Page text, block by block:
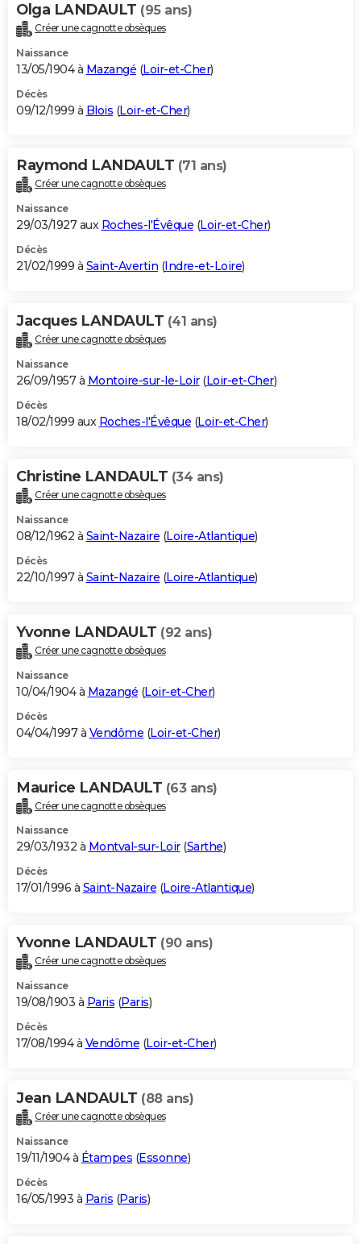
Olga LANDAULT (95 ans)
Créer une cagnotte obsèques
Naissance
13/05/1904 à Mazangé (Loir-et-Cher)
Décès
09/12/1999 à Blois (Loir-et-Cher)
Raymond LANDAULT (71 ans)
Créer une cagnotte obsèques
Naissance
29/03/1927 aux Roches-l'Évêque (Loir-et-Cher)
Décès
21/02/1999 à Saint-Avertin (Indre-et-Loire)
Jacques LANDAULT (41 ans)
Créer une cagnotte obsèques
Naissance
26/09/1957 à Montoire-sur-le-Loir(Loir-et-Cher)
Décès
18/02/1999 aux Roches-l'Évêque (Loir-et-Cher)
Christine LANDAULT (34 ans)
Créer une cagnotte obsèques
Naissance
08/12/1962 à Saint-Nazaire (Loire-Atlantique)
Décès
22/10/1997 à Saint-Nazaire (Loire-Atlantique)
Yvonne LANDAULT (92 ans)
Créer une cagnotte obsèques
Naissance
10/04/1904 à Mazangé (Loir-et-Cher)
Décès
04/04/1997 à Vendôme (Loir-et-Cher)
Maurice LANDAULT (63 ans)
Créer une cagnotte obsèques
Naissance
29/03/1932 à Montval-sur-Loir(Sarthe)
Décès
17/01/1996 à Saint-Nazaire (Loire-Atlantique)
Yvonne LANDAULT (90 ans)
Créer une cagnotte obsèques
Naissance
19/08/1903 à Paris (Paris)
Décès
17/08/1994 à Vendôme (Loir-et-Cher)
Jean LANDAULT (88 ans)
Créer une cagnotte obsèques
Naissance
19/11/1904 à Étampes (Essonne)
Décès
16/05/1993 à Paris (Paris)